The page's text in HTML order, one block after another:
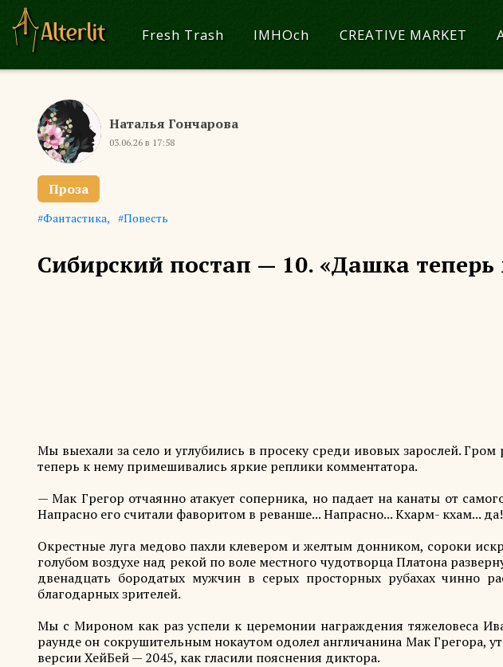
Fresh Trash IMHOch CREATIVE MARKET
Наталья Гончарова
03.06.26 в 17:58
Проза
Фантастика Повесть
Сибирский постап — 10. «Дашка теперь
Мы выехали за село и углубились в просеку среди ивовых зарослей.
теперь к нему примешивались яркие реплики комментатора.
— Мак Грегор отчаянно атакует соперника, но падает на канаты от
Напрасно его считали фаворитом в реванше... Напрасно... Кхарм- кхам... да!
Окрестные луга медово пахли клевером и желтым донником, сороки
голубом воздухе над рекой по воле местного чудотворца Платона
двенадцать бородатых мужчин в серых просторных рубахах чинно
благодарных зрителей.
Мы с Мироном как раз успели к церемонии награждения тяжеловеса
раунде он сокрушительным нокаутом одолел англичанина Мак Грегора,
версии ХейБей — 2045, как гласили пояснения диктора.